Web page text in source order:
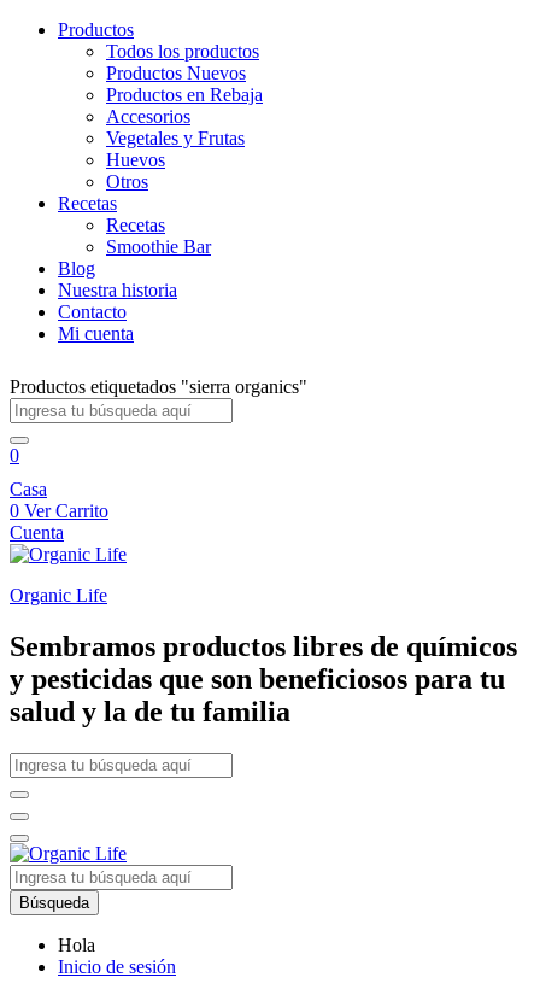
Productos
Todos los productos
Productos Nuevos
Productos en Rebaja
Accesorios
Vegetales y Frutas
Huevos
Otros
Recetas
Recetas
Smoothie Bar
Blog
Nuestra historia
Contacto
Mi cuenta
Productos etiquetados "sierra organics"
0
Casa
0 Ver Carrito
Cuenta
Organic Life
Sembramos productos libres de químicos
y pesticidas que son beneficiosos para tu
salud y la de tu familia
Búsqueda
Hola
Inicio de sesión